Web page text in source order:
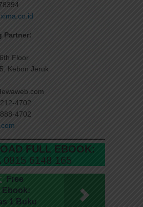
Partner:
Floor
Kebon Jeruk
4702
4702
FULL EBOOK:
0815 6148 165
Free
Ebook:
1 Buku